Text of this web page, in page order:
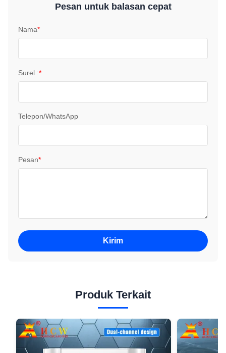
Pesan untuk balasan cepat
Nama*
Surel :*
Telepon/WhatsApp
Pesan*
Kirim
Produk Terkait